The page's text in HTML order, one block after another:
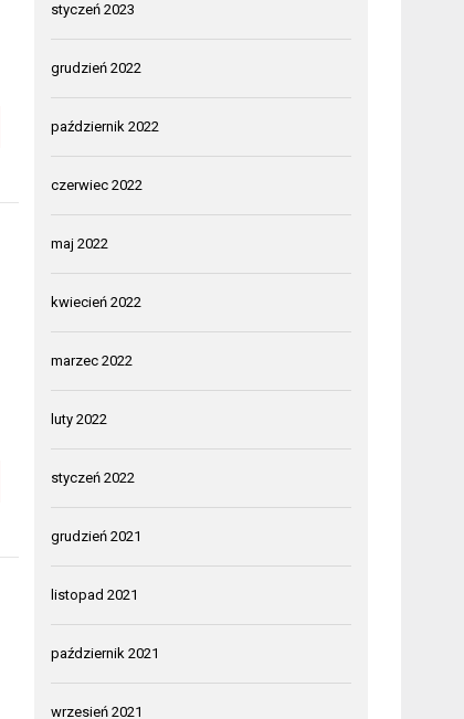
styczeń 2023
grudzień 2022
październik 2022
czerwiec 2022
maj 2022
kwiecień 2022
marzec 2022
luty 2022
styczeń 2022
grudzień 2021
listopad 2021
październik 2021
wrzesień 2021